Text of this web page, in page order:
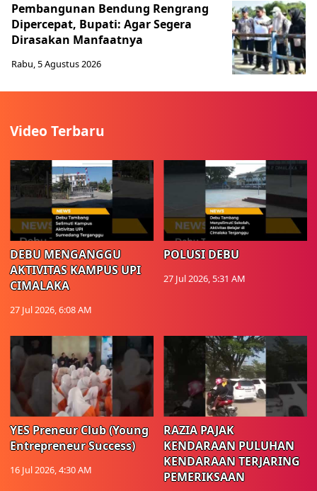
Pembangunan Bendung Rengrang
Dipercepat, Bupati: Agar Segera
Dirasakan Manfaatnya
Rabu, 5 Agustus 2026
Video Terbaru
DEBU MENGANGGU
AKTIVITAS KAMPUS UPI
CIMALAKA
27 Jul 2026, 6:08 AM
POLUSI DEBU
27 Jul 2026, 5:31 AM
YES Preneur Club (Young
Entrepreneur Success)
16 Jul 2026, 4:30 AM
RAZIA PAJAK
KENDARAAN PULUHAN
KENDARAAN TERJARING
PEMERIKSAAN